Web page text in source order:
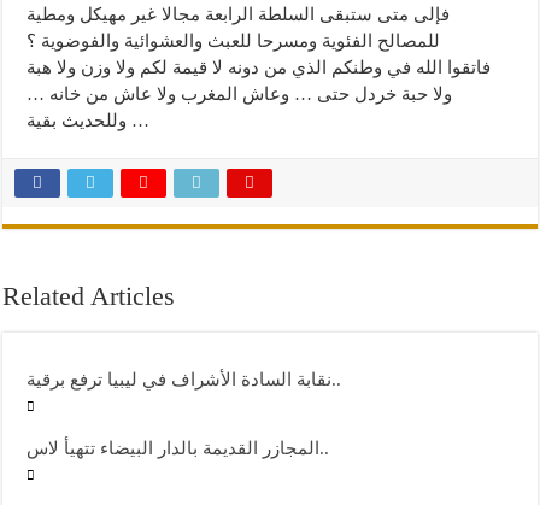
فإلى متى ستبقى السلطة الرابعة مجالا غير مهيكل ومطية
للمصالح الفئوية ومسرحا للعبث والعشوائية والفوضوية ؟
فاتقوا الله في وطنكم الذي من دونه لا قيمة لكم ولا وزن ولا هبة
ولا حبة خردل حتى … وعاش المغرب ولا عاش من خانه …
وللحديث بقية …
Related Articles
نقابة السادة الأشراف في ليبيا ترفع برقية..
المجازر القديمة بالدار البيضاء تتهيأ لاس..